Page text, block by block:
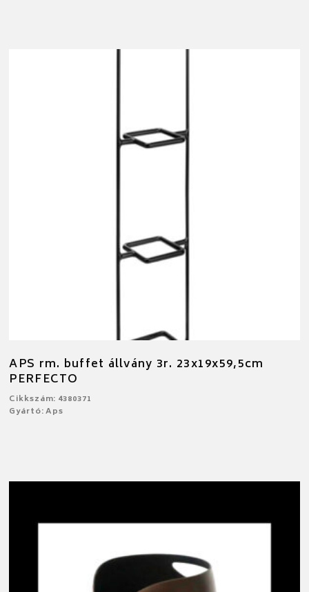
APS rm. buffet állvány 3r. 23x19x59,5cm
PERFECTO
Cikkszám: 4380371
Gyártó: Aps